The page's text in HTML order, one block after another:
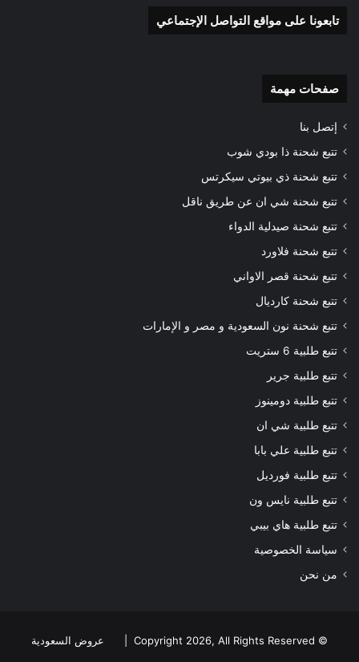
تابعونا على مواقع التواصل الإجتماعي
صفحات مهمة
إتصل بنا
تتبع شحنة ذا بودي شوب
تتبع شحنة ذي بيوتي سيكرتس
تتبع شحنة شي ان عن طريق ناقل
تتبع شحنة صيدلية الدواء
تتبع شحنة فلاورد
تتبع شحنة قصر الاواني
تتبع شحنة كارديال
تتبع شحنة نون السعودية و مصر و الإمارات
تتبع طلبية 6 ستريت
تتبع طلبية جرير
تتبع طلبية دومينوز
تتبع طلبية شي ان
تتبع طلبية علي بابا
تتبع طلبية فورديل
تتبع طلبية نايس ون
تتبع طلبية هاي بيبي
سياسة الخصوصية
من نحن
© Copyright 2026, All Rights Reserved | عروض السعودية